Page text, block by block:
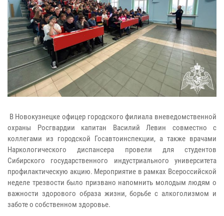
В Новокузнецке офицер городского филиала вневедомственной
охраны Росгвардии капитан Василий Левин совместно с
коллегами из городской Госавтоинспекции, а также врачами
Наркологического диспансера провели для студентов
Сибирского государственного индустриального университета
профилактическую акцию. Мероприятие в рамках Всероссийской
неделе трезвости было призвано напомнить молодым людям о
важности здорового образа жизни, борьбе с алкоголизмом и
заботе о собственном здоровье.